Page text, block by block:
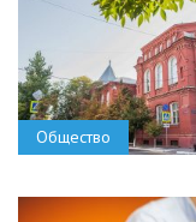
Общество